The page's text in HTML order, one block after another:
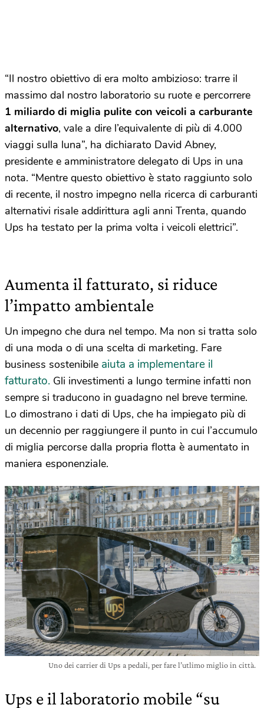
“Il nostro obiettivo di era molto ambizioso: trarre il
massimo dal nostro laboratorio su ruote e percorrere
1 miliardo di miglia pulite con veicoli a carburante
alternativo, vale a dire l’equivalente di più di 4.000
viaggi sulla luna”, ha dichiarato David Abney,
presidente e amministratore delegato di Ups in una
nota. “Mentre questo obiettivo è stato raggiunto solo
di recente, il nostro impegno nella ricerca di carburanti
alternativi risale addirittura agli anni Trenta, quando
Ups ha testato per la prima volta i veicoli elettrici”.
Aumenta il fatturato, si riduce
l’impatto ambientale
Un impegno che dura nel tempo. Ma non si tratta solo
di una moda o di una scelta di marketing. Fare
business sostenibile aiuta a implementare il
fatturato. Gli investimenti a lungo termine infatti non
sempre si traducono in guadagno nel breve termine.
Lo dimostrano i dati di Ups, che ha impiegato più di
un decennio per raggiungere il punto in cui l’accumulo
di miglia percorse dalla propria flotta è aumentato in
maniera esponenziale.
Uno dei carrier di Ups a pedali, per fare l’utlimo miglio in città.
Ups e il laboratorio mobile “su